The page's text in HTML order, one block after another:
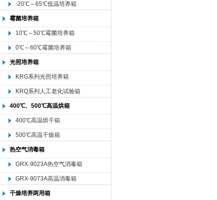
-20℃～65℃低温培养箱
霉菌培养箱
10℃～50℃霉菌培养箱
0℃～60℃霉菌培养箱
光照培养箱
KRG系列光照培养箱
KRQ系列人工老化试验箱
400℃、500℃高温烘箱
400℃高温烘干箱
500℃高温干燥箱
热空气消毒箱
GRX-9023A热空气消毒箱
GRX-9073A高温消毒箱
干燥培养两用箱